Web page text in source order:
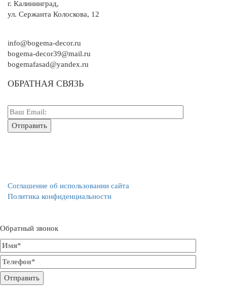
г. Калининград,
ул. Сержанта Колоскова, 12
info@bogema-decor.ru
bogema-decor39@mail.ru
bogemafasad@yandex.ru
ОБРАТНАЯ СВЯЗЬ
Соглашение об использовании сайта
Политика конфиденциальности
Обратный звонок